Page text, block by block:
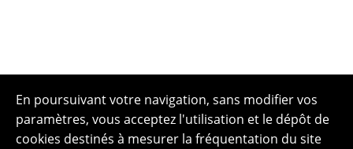
En poursuivant votre navigation, sans modifier vos
paramètres, vous acceptez l'utilisation et le dépôt de
cookies destinés à mesurer la fréquentation du site